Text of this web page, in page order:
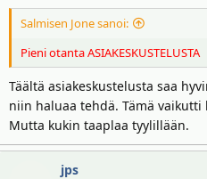
Salmisen Jone sanoi:
Pieni otanta ASIAKESKUSTELUSTA
Täältä asiakeskustelusta saa
niin haluaa tehdä. Tämä
Mutta kukin taaplaa tyylillään.
jps